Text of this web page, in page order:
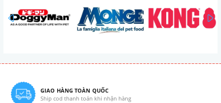
prev
GIAO HÀNG TOÀN QUỐC
Ship cod thanh toán khi nhận hàng